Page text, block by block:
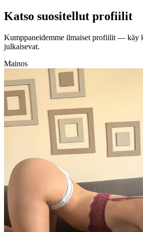
Katso suositellut profiilit
Kumppaneidemme ilmaiset profiilit — käy
julkaisevat.
Mainos